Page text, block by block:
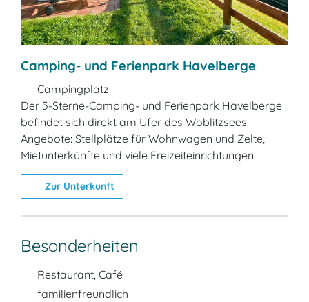
Camping- und Ferienpark Havelberge
Campingplatz
Der 5-Sterne-Camping- und Ferienpark Havelberge
befindet sich direkt am Ufer des Woblitzsees.
Angebote: Stellplätze für Wohnwagen und Zelte,
Mietunterkünfte und viele Freizeiteinrichtungen.
Zur Unterkunft
Besonderheiten
Restaurant, Café
familienfreundlich